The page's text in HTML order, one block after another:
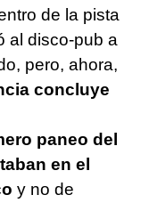
de la pista
al disco-pub a
pero, ahora,
concluye
paneo del
en el
y no de